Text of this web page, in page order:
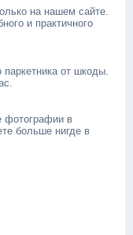
на нашем сайте.
и практичного
от шкоды.
фотографии в
больше нигде в